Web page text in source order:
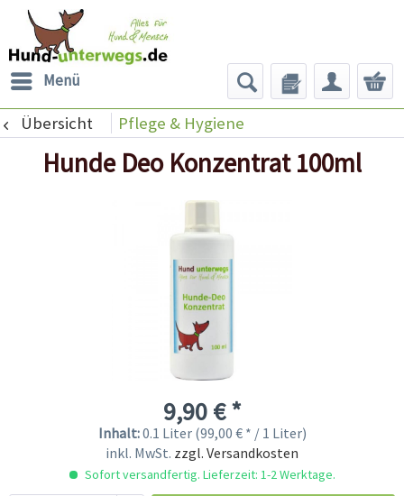
Menü
Übersicht Pflege & Hygiene
Hunde Deo Konzentrat 100ml
9,90 € *
Inhalt:0.1 Liter (99,00 € * / 1 Liter)
inkl. MwSt. zzgl. Versandkosten
Sofort versandfertig. Lieferzeit: 1-2 Werktage.